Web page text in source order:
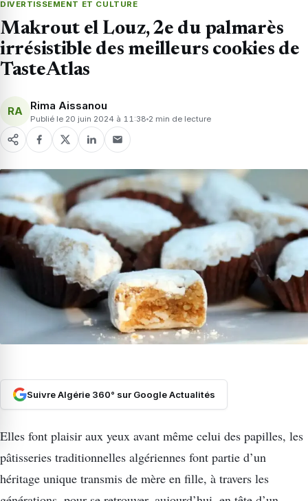
DIVERTISSEMENT ET CULTURE
Makrout el Louz, 2e du palmarès
irrésistible des meilleurs cookies de
TasteAtlas
RA Rima Aissanou
Publié le 20 juin 2024 à 11:38 2 min de lecture
Suivre Algérie 360° sur Google Actualités
Elles font plaisir aux yeux avant même celui des papilles, les
pâtisseries traditionnelles algériennes font partie d’un
héritage unique transmis de mère en fille, à travers les